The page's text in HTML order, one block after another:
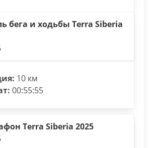
бега и ходьбы Terra Siberia
10 км
00:55:55
Terra Siberia 2025